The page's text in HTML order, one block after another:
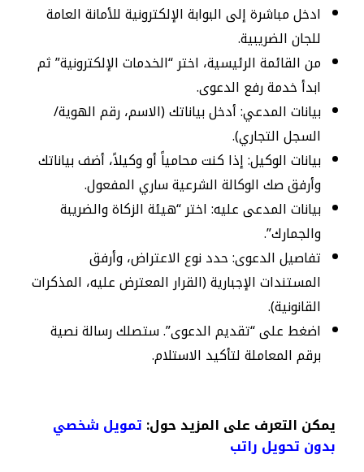
ادخل مباشرة إلى البوابة الإلكترونية للأمانة العامة
للجان الضريبية.
من القائمة الرئيسية، اختر “الخدمات الإلكترونية” ثم
ابدأ خدمة رفع الدعوى.
بيانات المدعي: أدخل بياناتك (الاسم، رقم الهوية/
السجل التجاري).
بيانات الوكيل: إذا كنت محامياً أو وكيلاً، أضف بياناتك
وأرفق صك الوكالة الشرعية ساري المفعول.
بيانات المدعى عليه: اختر “هيئة الزكاة والضريبة
والجمارك”.
تفاصيل الدعوى: حدد نوع الاعتراض، وأرفق
المستندات الإجبارية (القرار المعترض عليه، المذكرات
القانونية).
اضغط على “تقديم الدعوى”. ستصلك رسالة نصية
برقم المعاملة لتأكيد الاستلام.
يمكن التعرف على المزيد حول: تمويل شخصي
بدون تحويل راتب